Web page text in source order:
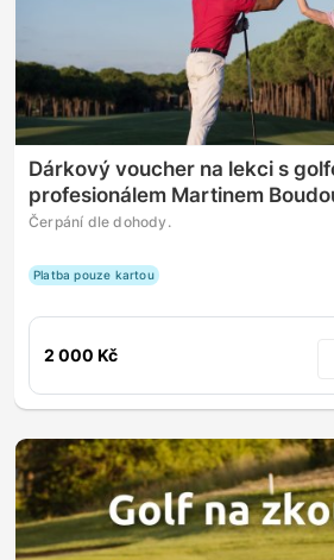
Dárkový voucher na lekci s
profesionálem Martinem
Čerpání dle dohody.
Platba pouze kartou
2 000 Kč